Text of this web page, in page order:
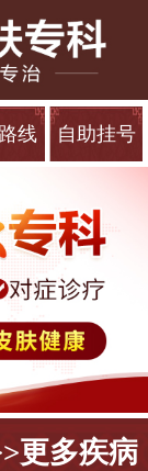
线 自助挂号
更多疾病